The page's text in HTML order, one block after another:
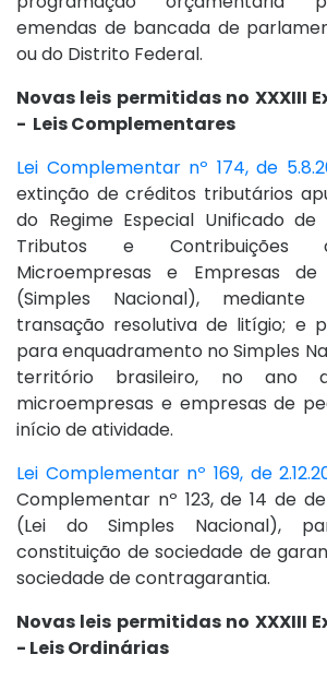
emendas de bancada de
ou do Distrito Federal.
Novas leis permitidas no XXXIII
- Leis Complementares
Lei Complementar nº 174, de
extinção de créditos tributários
do Regime Especial Unificado
Tributos e Contribuições
Microempresas e Empresas
(Simples Nacional),
transação resolutiva de litígio; e
para enquadramento no Simples
território brasileiro, no ano
microempresas e empresas de
início de atividade.
Lei Complementar nº 169, de
Complementar nº 123, de 14 de
(Lei do Simples Nacional),
constituição de sociedade de
sociedade de contragarantia.
Novas leis permitidas no XXXIII
- Leis Ordinárias